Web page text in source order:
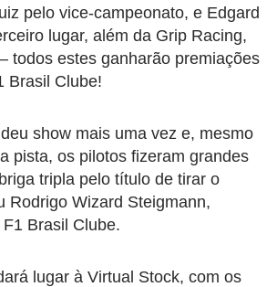
pelo vice-campeonato, e Edgard
lugar, além da Grip Racing,
todos estes ganharão premiações
Brasil Clube!
show mais uma vez e, mesmo
pista, os pilotos fizeram grandes
tripla pelo título de tirar o
Rodrigo Wizard Steigmann,
Brasil Clube.
lugar à Virtual Stock, com os